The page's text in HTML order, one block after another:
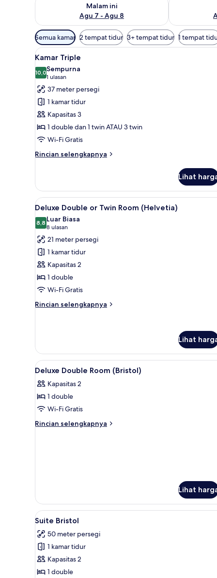
Malam ini
Agu 7 - Agu 8
Filter
tersedia
untuk
kamar
Semua kamar 2 tempat tidur 3+ tempat tidur 1 tempat
Lihat
semua
foto
untuk
Kamar
Triple
Kamar Triple | 1 kamar tidur,
7
Kamar Triple
10,010,0 dari 10
Sempurna
1 ulasan
(1
ulasan)
37 meter persegi
1 kamar tidur
Kapasitas 3
1 double dan 1 twin ATAU 3 twin
Wi-Fi Gratis
Rincian selengkapnya
Rincian
Kamar
Triple
Lihat
Lihat
semua
foto
untuk
Deluxe
Double
or
Twin
Room
(Helvetia)
1 kamar tidur, seprai premium,
9
Deluxe Double or Twin Room (Helvetia)
8,88,8 dari 10
Luar Biasa
8 ulasan
(8
ulasan)
21 meter persegi
1 kamar tidur
Kapasitas 2
1 double
Wi-Fi Gratis
Rincian selengkapnya
Rincian
Double
or
Twin
Room
(Helvetia)
Lihat
Lihat
semua
foto
untuk
Deluxe
Double
1 kamar tidur, seprai premium,
7
Deluxe Double Room (Bristol)
Kapasitas 2
1 double
Wi-Fi Gratis
Rincian selengkapnya
Rincian
Lihat
Lihat
semua
foto
untuk
Suite
Bristol
Suite Bristol | 1 kamar tidur,
12
Suite Bristol
50 meter persegi
1 kamar tidur
Kapasitas 2
1 double